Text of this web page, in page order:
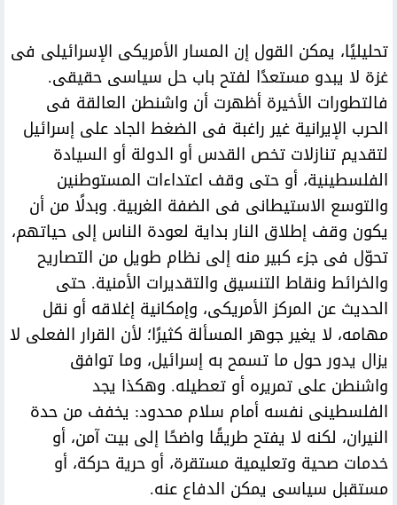
تحليليًا، يمكن القول إن المسار الأمريكى الإسرائيلى فى
غزة لا يبدو مستعدًا لفتح باب حل سياسى حقيقى.
فالتطورات الأخيرة أظهرت أن واشنطن العالقة فى
الحرب الإيرانية غير راغبة فى الضغط الجاد على إسرائيل
لتقديم تنازلات تخص القدس أو الدولة أو السيادة
الفلسطينية، أو حتى وقف اعتداءات المستوطنين
والتوسع الاستيطانى فى الضفة الغربية. وبدلًا من أن
يكون وقف إطلاق النار بداية لعودة الناس إلى حياتهم،
تحوّل فى جزء كبير منه إلى نظام طويل من التصاريح
والخرائط ونقاط التنسيق والتقديرات الأمنية. حتى
الحديث عن المركز الأمريكى، وإمكانية إغلاقه أو نقل
مهامه، لا يغير جوهر المسألة كثيرًا؛ لأن القرار الفعلى لا
يزال يدور حول ما تسمح به إسرائيل، وما توافق
واشنطن على تمريره أو تعطيله. وهكذا يجد
الفلسطينى نفسه أمام سلام محدود: يخفف من حدة
النيران، لكنه لا يفتح طريقًا واضحًا إلى بيت آمن، أو
خدمات صحية وتعليمية مستقرة، أو حرية حركة، أو
مستقبل سياسى يمكن الدفاع عنه.